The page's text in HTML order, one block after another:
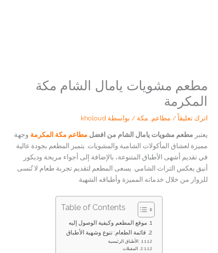
مطعم مشويات يامال الشام مكة
المكرمة
اترك تعليقاً / مطاعم مكة / بواسطة kholoud
يعتبر مطعم مشويات يامال الشام من افضل مطاعم مكة المكرمة وجهة
مميزة لعشاق المأكولات الشامية والمشويات. يتميز المطعم بجودة عالية
في تقديم أشهى الأطباق المتنوعة، بالإضافة إلى أجواء مريحة وديكور
أنيق يعكس التراث الشامي. يسعى المطعم لتقديم تجربة طعام لا تُنسى
للزوار من خلال خدماته المميزة وأطباقه الشهية.
Table of Contents
موقع المطعم وكيفية الوصول إليه
قائمة الطعام: تنوع وشهية الأطباق
الأطباق الرئيسية
المقبلات